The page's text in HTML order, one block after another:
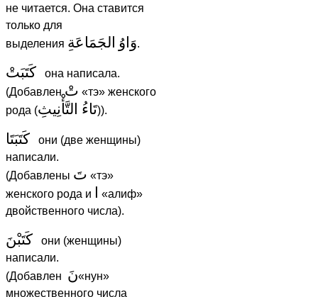
не читается. Она ставится
только для
выделения الجَمَاعَةِ وَاوُ.
كَتَبَتْ она написала.
(Добавленتْ «тэ» женского
рода (تَاءُ التَّأْنِيثِ)).
كَتَبَتَا они (две женщины)
написали.
(Добавлены تَ «тэ»
женского рода и
«алиф»
двойственного числа).
كَتَبْنَ они (женщины)
написали.
(Добавлен نَ«нун»
множественного числа